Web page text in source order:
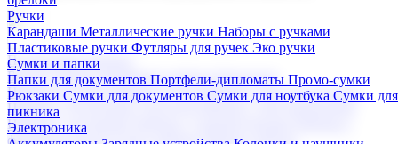
Ручки
Карандаши Металлические ручки Наборы с ручками
Пластиковые ручки Футляры для ручек Эко ручки
Сумки и папки
Папки для документов Портфели-дипломаты Промо-сумки
Рюкзаки Сумки для документов Сумки для ноутбука Сумки для
пикника
Электроника
Подарочные наборы
Бизнес наборыКофейные наборы Кошельки
Наборы из кожиНаборы ручекНаборы с аккумуляторами
Наборы с бутылками для воды
Наборы с ежедневниками
Наборы с кружками
флешкамиНовогодние наборыЧайные наборы